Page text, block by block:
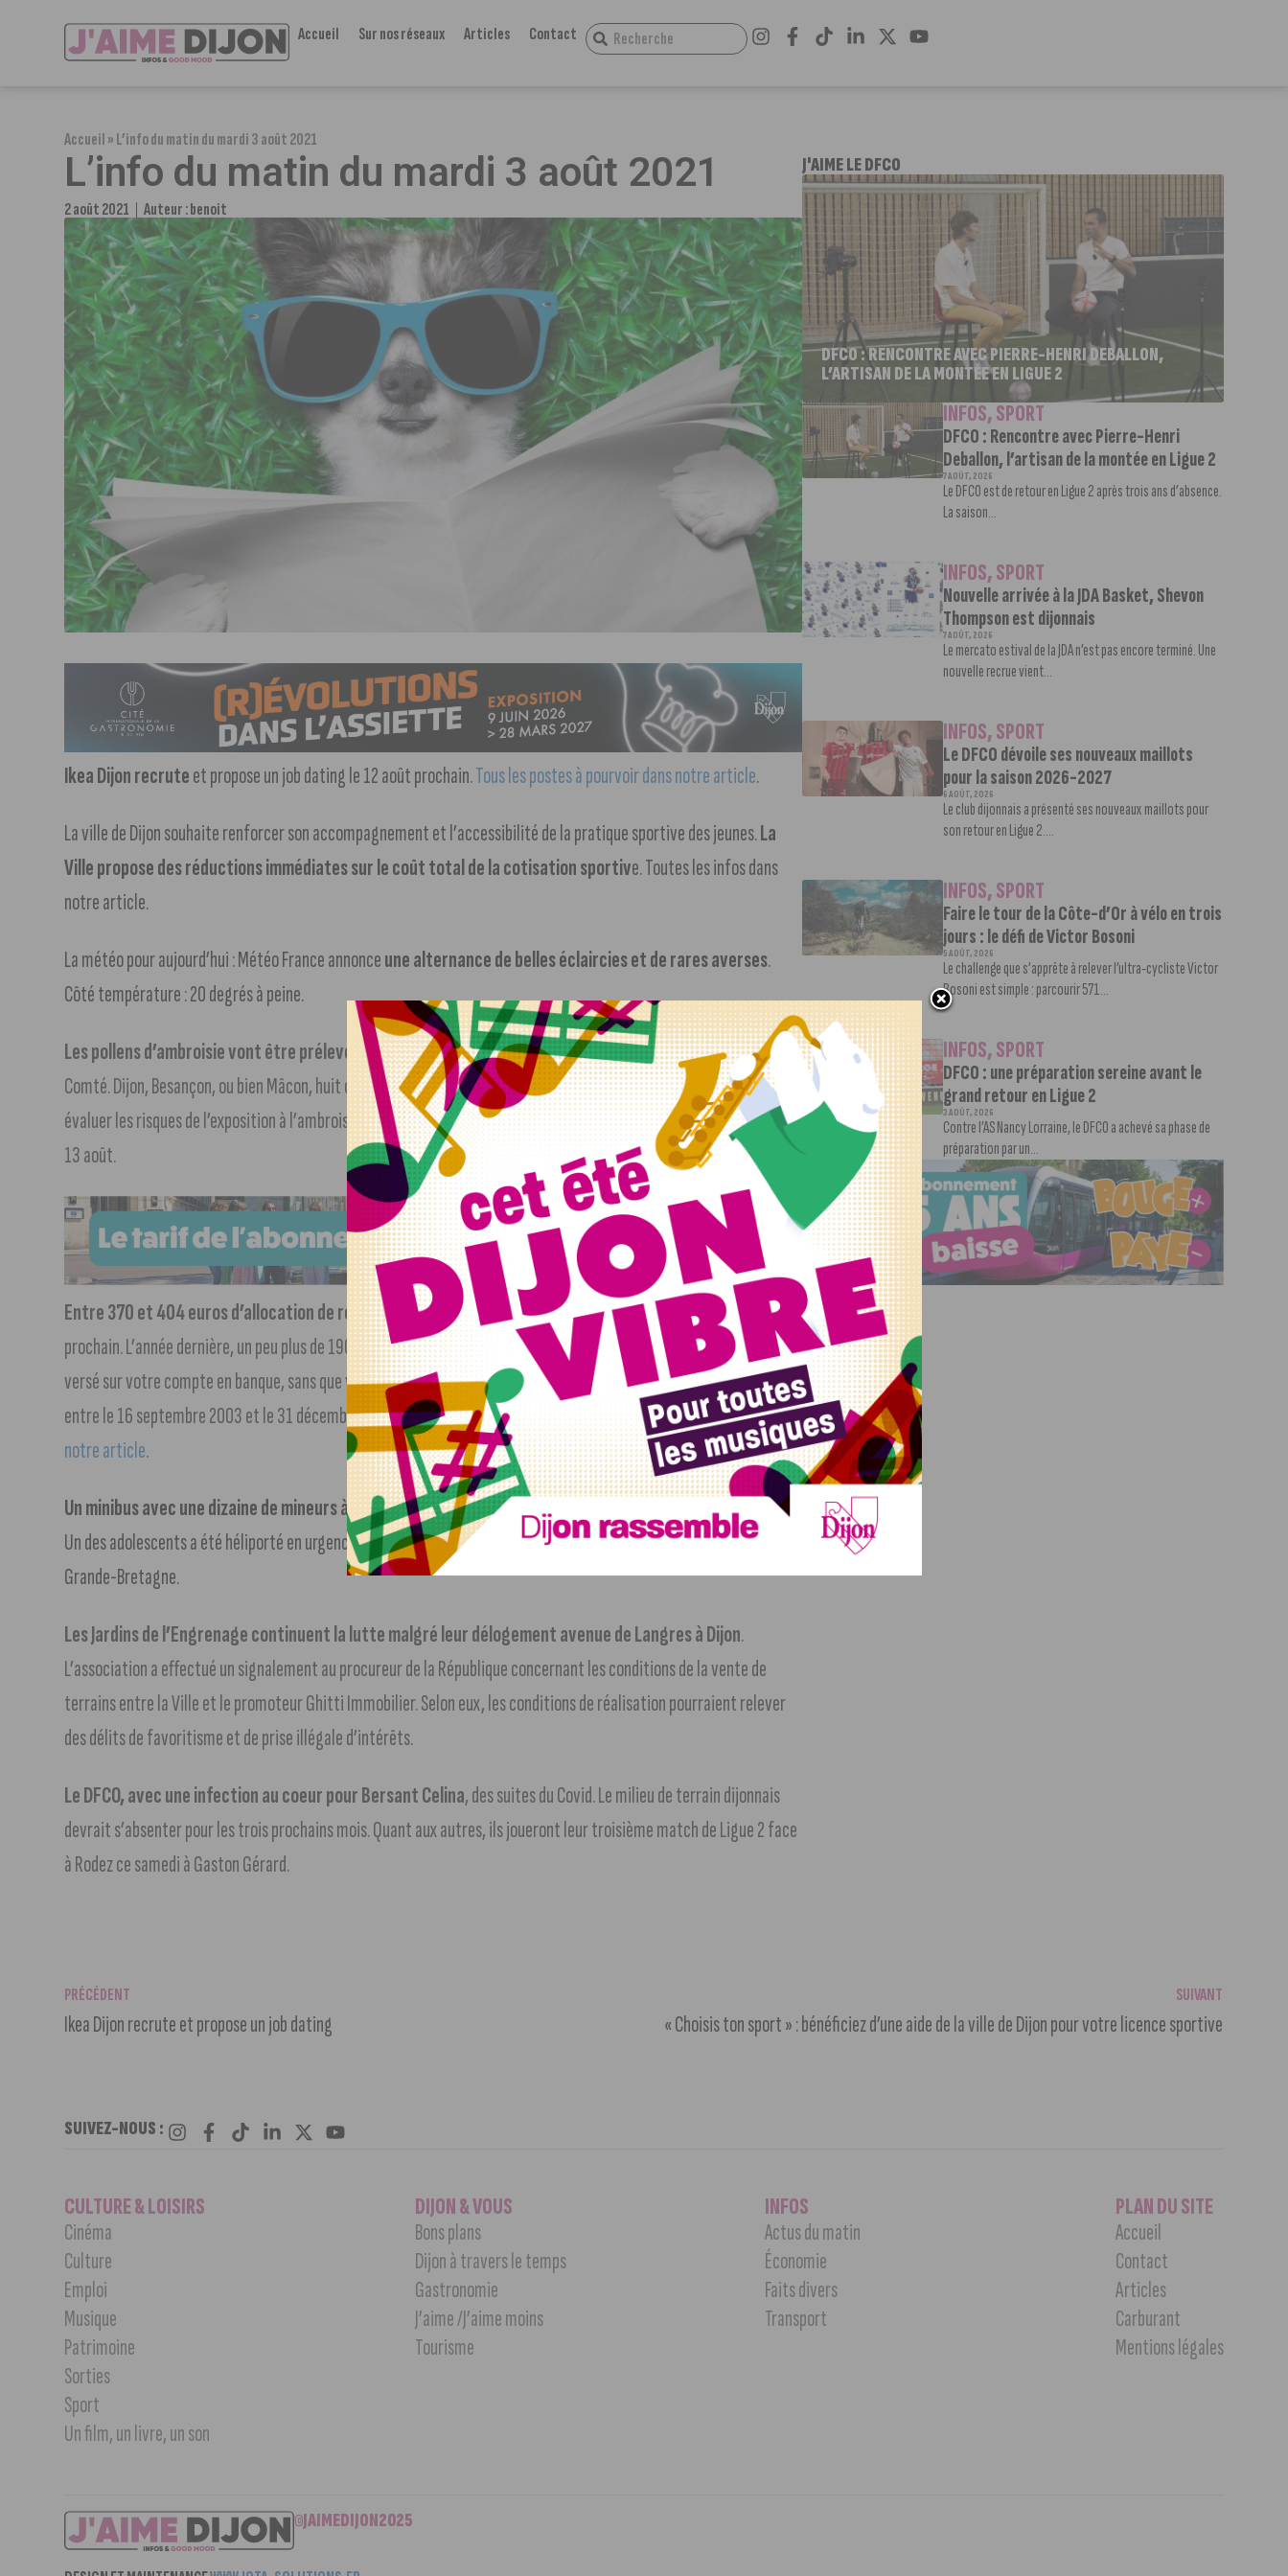
Accueil Sur nos réseaux Articles Contact
Accueil»L’info du matin du mardi 3 août 2021
L’info du matin du mardi 3 août 2021
2 août 2021 Auteur :benoit
Ikea Dijon recruteet propose un job dating le 12 août prochain.Tous les postes à pourvoir dans notre article.
La ville de Dijon souhaite renforcer son accompagnement et l’accessibilité de la pratique sportive des jeunes.La
Ville propose des réductions immédiates sur le coût total de la cotisation sportive. Toutes les infos dans
notre article.
La météo pour aujourd’hui : Météo France annonceune alternance de belles éclaircies et de rares averses.
Côté température : 20 degrés à peine.
Les pollens d’ambroisie vont être prélevésdès aujourd’hui sur différents territoires de Bourgogne-Franche-
Comté. Dijon, Besançon, ou bien Mâcon, huit capteurs sont installés sur la région. Les observations serviront à
évaluer les risques de l’exposition à l’ambroisie sur la Bourgogne-Franche-Comté. Les résultats seront connus dès le
13 août.
Entre 370 et 404 euros d’allocation de rentrée scolaire . C’est ce que vous toucherez peut-être le 17 août
prochain. L’année dernière, un peu plus de 19000 foyers en Côte d’Or l’avaient reçu. La somme sera directement
versé sur votre compte en banque, sans que vous n’ayez à faire quoi que ce soit. Excepté si votre enfant est né
entre le 16 septembre 2003 et le 31 décembre 2005, dans ce cas vous devez contacter la Caf.Tous les détails dans
notre article.
Un minibus avec une dizaine de mineurs à bord s’est renversé hier
midi à hauteur de Foucherans dans le Jura.
Un des adolescents a été héliporté en urgence absolu à l’hôpital de Besançon. Le minibus était immatriculé en
Grande-Bretagne.
Les Jardins de l’Engrenage continuent la lutte malgré leur délogement avenue de Langres à Dijon.
L’association a effectué un signalement au procureur de la République concernant les conditions de la vente de
terrains entre la Ville et le promoteur Ghitti Immobilier. Selon eux, les conditions de réalisation pourraient relever
des délits de favoritisme et de prise illégale d’intérêts.
Le DFCO, avec une infection au coeur pour Bersant Celina, des suites du Covid. Le milieu de terrain dijonnais
devrait s’absenter pour les trois prochains mois. Quant aux autres, ils joueront leur troisième match de Ligue 2 face
à Rodez ce samedi à Gaston Gérard.
J'AIME LE DFCO
DFCO : RENCONTRE AVEC PIERRE-HENRI DEBALLON,
L’ARTISAN DE LA MONTÉE EN LIGUE 2
INFOS,SPORT
DFCO : Rencontre avec Pierre-Henri
Deballon, l’artisan de la montée en Ligue 2
7 AOÛT, 2026
Le DFCO est de retour en Ligue 2 après trois ans d’absence.
La saison...
INFOS,SPORT
Nouvelle arrivée à la JDA Basket, Shevon
Thompson est dijonnais
7 AOÛT, 2026
Le mercato estival de la JDA n’est pas encore terminé. Une
nouvelle recrue vient...
INFOS,SPORT
Le DFCO dévoile ses nouveaux maillots
pour la saison 2026-2027
6 AOÛT, 2026
Le club dijonnais a présenté ses nouveaux maillots pour
son retour en Ligue 2....
INFOS,SPORT
Faire le tour de la Côte-d’Or à vélo en trois
jours : le défi de Victor Bosoni
5 AOÛT, 2026
Le challenge que s’apprête à relever l’ultra-cycliste Victor
Bosoni est simple : parcourir 571...
INFOS,SPORT
DFCO : une préparation sereine avant le
grand retour en Ligue 2
3 AOÛT, 2026
Contre l’AS Nancy Lorraine, le DFCO a achevé sa phase de
préparation par un...
PRÉCÉDENT
Ikea Dijon recrute et propose un job dating
SUIVANT
« Choisis ton sport » : bénéficiez d’une aide de la ville de Dijon pour votre licence sportive
SUIVEZ-NOUS :
CULTURE & LOISIRS
Cinéma
Culture
Emploi
Musique
Patrimoine
Sorties
Sport
Un film, un livre, un son
DIJON & VOUS
Bons plans
Dijon à travers le temps
Gastronomie
J’aime /J’aime moins
Tourisme
INFOS
Actus du matin
Économie
Faits divers
Transport
PLAN DU SITE
Accueil
Contact
Articles
Carburant
Mentions légales
©JAIMEDIJON2025